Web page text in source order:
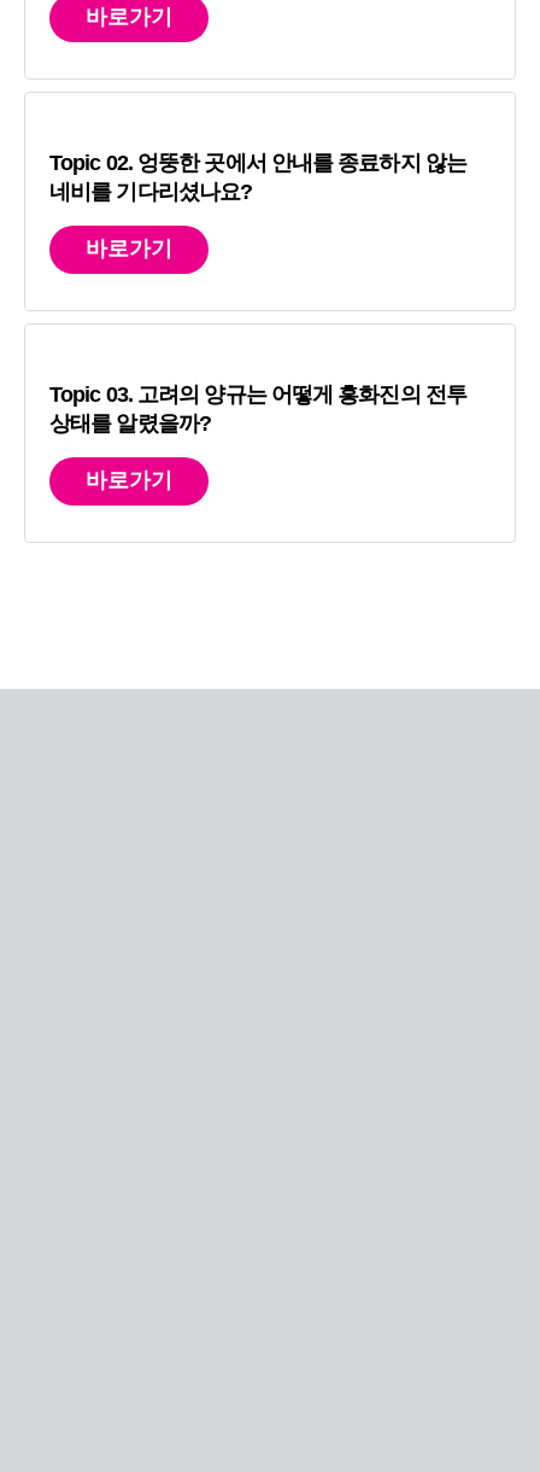
바로가기
Topic 02. 엉뚱한 곳에서 안내를 종료하지 않는
네비를 기다리셨나요?
바로가기
Topic 03. 고려의 양규는 어떻게 흥화진의 전투
상태를 알렸을까?
바로가기